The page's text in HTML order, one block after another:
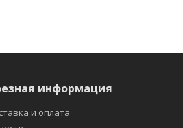
информация
и оплата